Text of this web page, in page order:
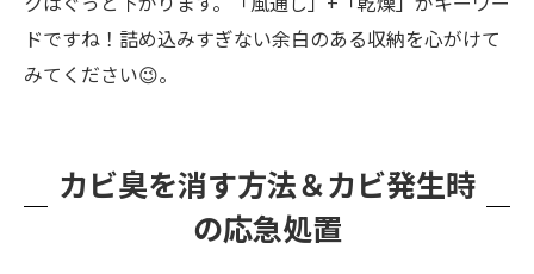
ドですね！詰め込みすぎない余白のある収納を心がけて
みてください😉。
カビ臭を消す方法＆カビ発生時
の応急処置